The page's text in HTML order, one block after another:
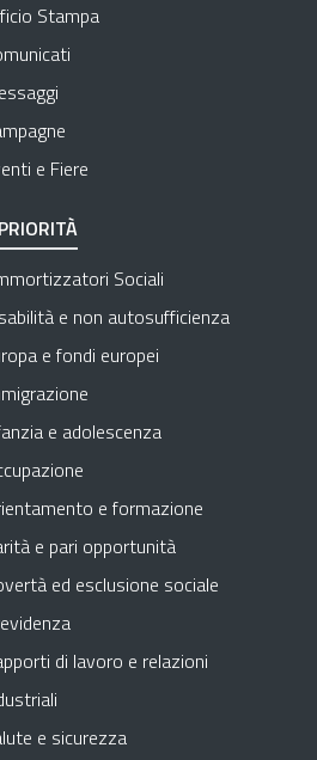
Stampa
e Fiere
Sociali
e non autosufficienza
e fondi europei
e adolescenza
e formazione
e pari opportunità
ed esclusione sociale
di lavoro e relazioni
e sicurezza